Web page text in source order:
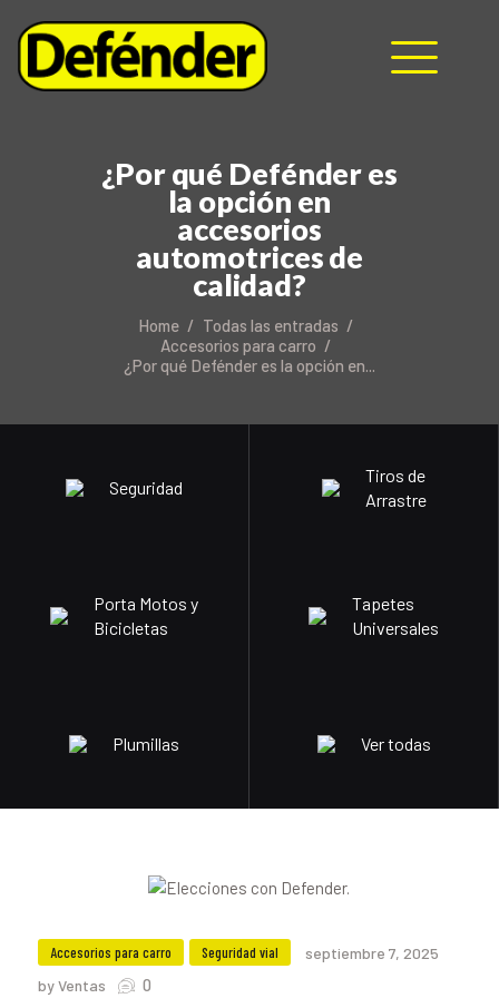
¿Por qué Defénder es
la opción en
accesorios
automotrices de
calidad?
Home
Todas las entradas
Accesorios para carro
¿Por qué Defénder es la opción en...
Seguridad
Tiros de
Arrastre
Porta Motos y
Bicicletas
Tapetes
Universales
Plumillas Ver todas
NOSOTROS
PRODUCTOS
MANUALES
CONTACTO
Accesorios para carro Seguridad vial
septiembre 7, 2025
by Ventas
0